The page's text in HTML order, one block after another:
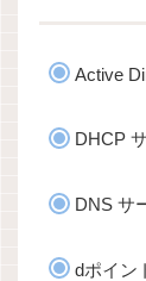
Active
DHCP
DNS サ
dポイン